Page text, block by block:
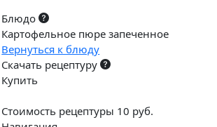
Блюдо
Картофельное пюре запеченное
Вернуться к блюду
Скачать рецептуру
Купить
Стоимость рецептуры 10 руб.